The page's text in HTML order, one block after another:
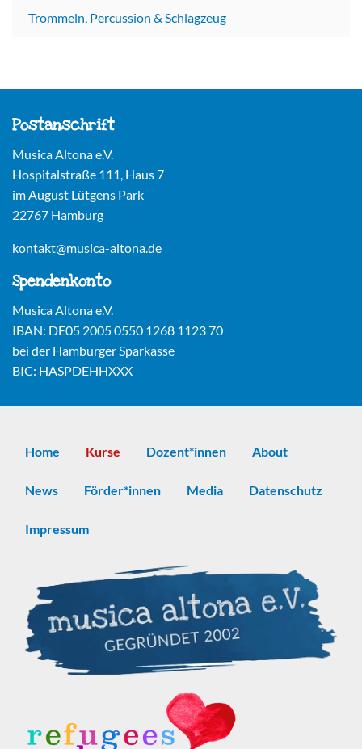
Trommeln, Percussion & Schlagzeug
Postanschrift
Musica Altona e.V.
Hospitalstraße 111, Haus 7
im August Lütgens Park
22767 Hamburg
kontakt@musica-altona.de
Spendenkonto
Musica Altona e.V.
IBAN: DE05 2005 0550 1268 1123 70
bei der Hamburger Sparkasse
BIC: HASPDEHHXXX
Home Kurse Dozent*innen About
News Förder*innen Media Datenschutz
Impressum